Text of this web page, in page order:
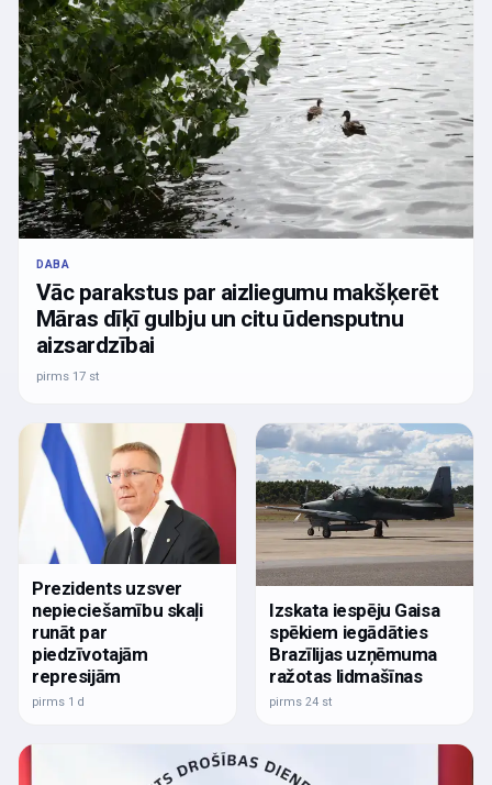
DABA
Vāc parakstus par aizliegumu makšķerēt
Māras dīķī gulbju un citu ūdensputnu
aizsardzībai
pirms 17 st
Prezidents uzsver
nepieciešamību skaļi
runāt par
piedzīvotajām
represijām
pirms 1 d
Izskata iespēju Gaisa
spēkiem iegādāties
Brazīlijas uzņēmuma
ražotas lidmašīnas
pirms 24 st